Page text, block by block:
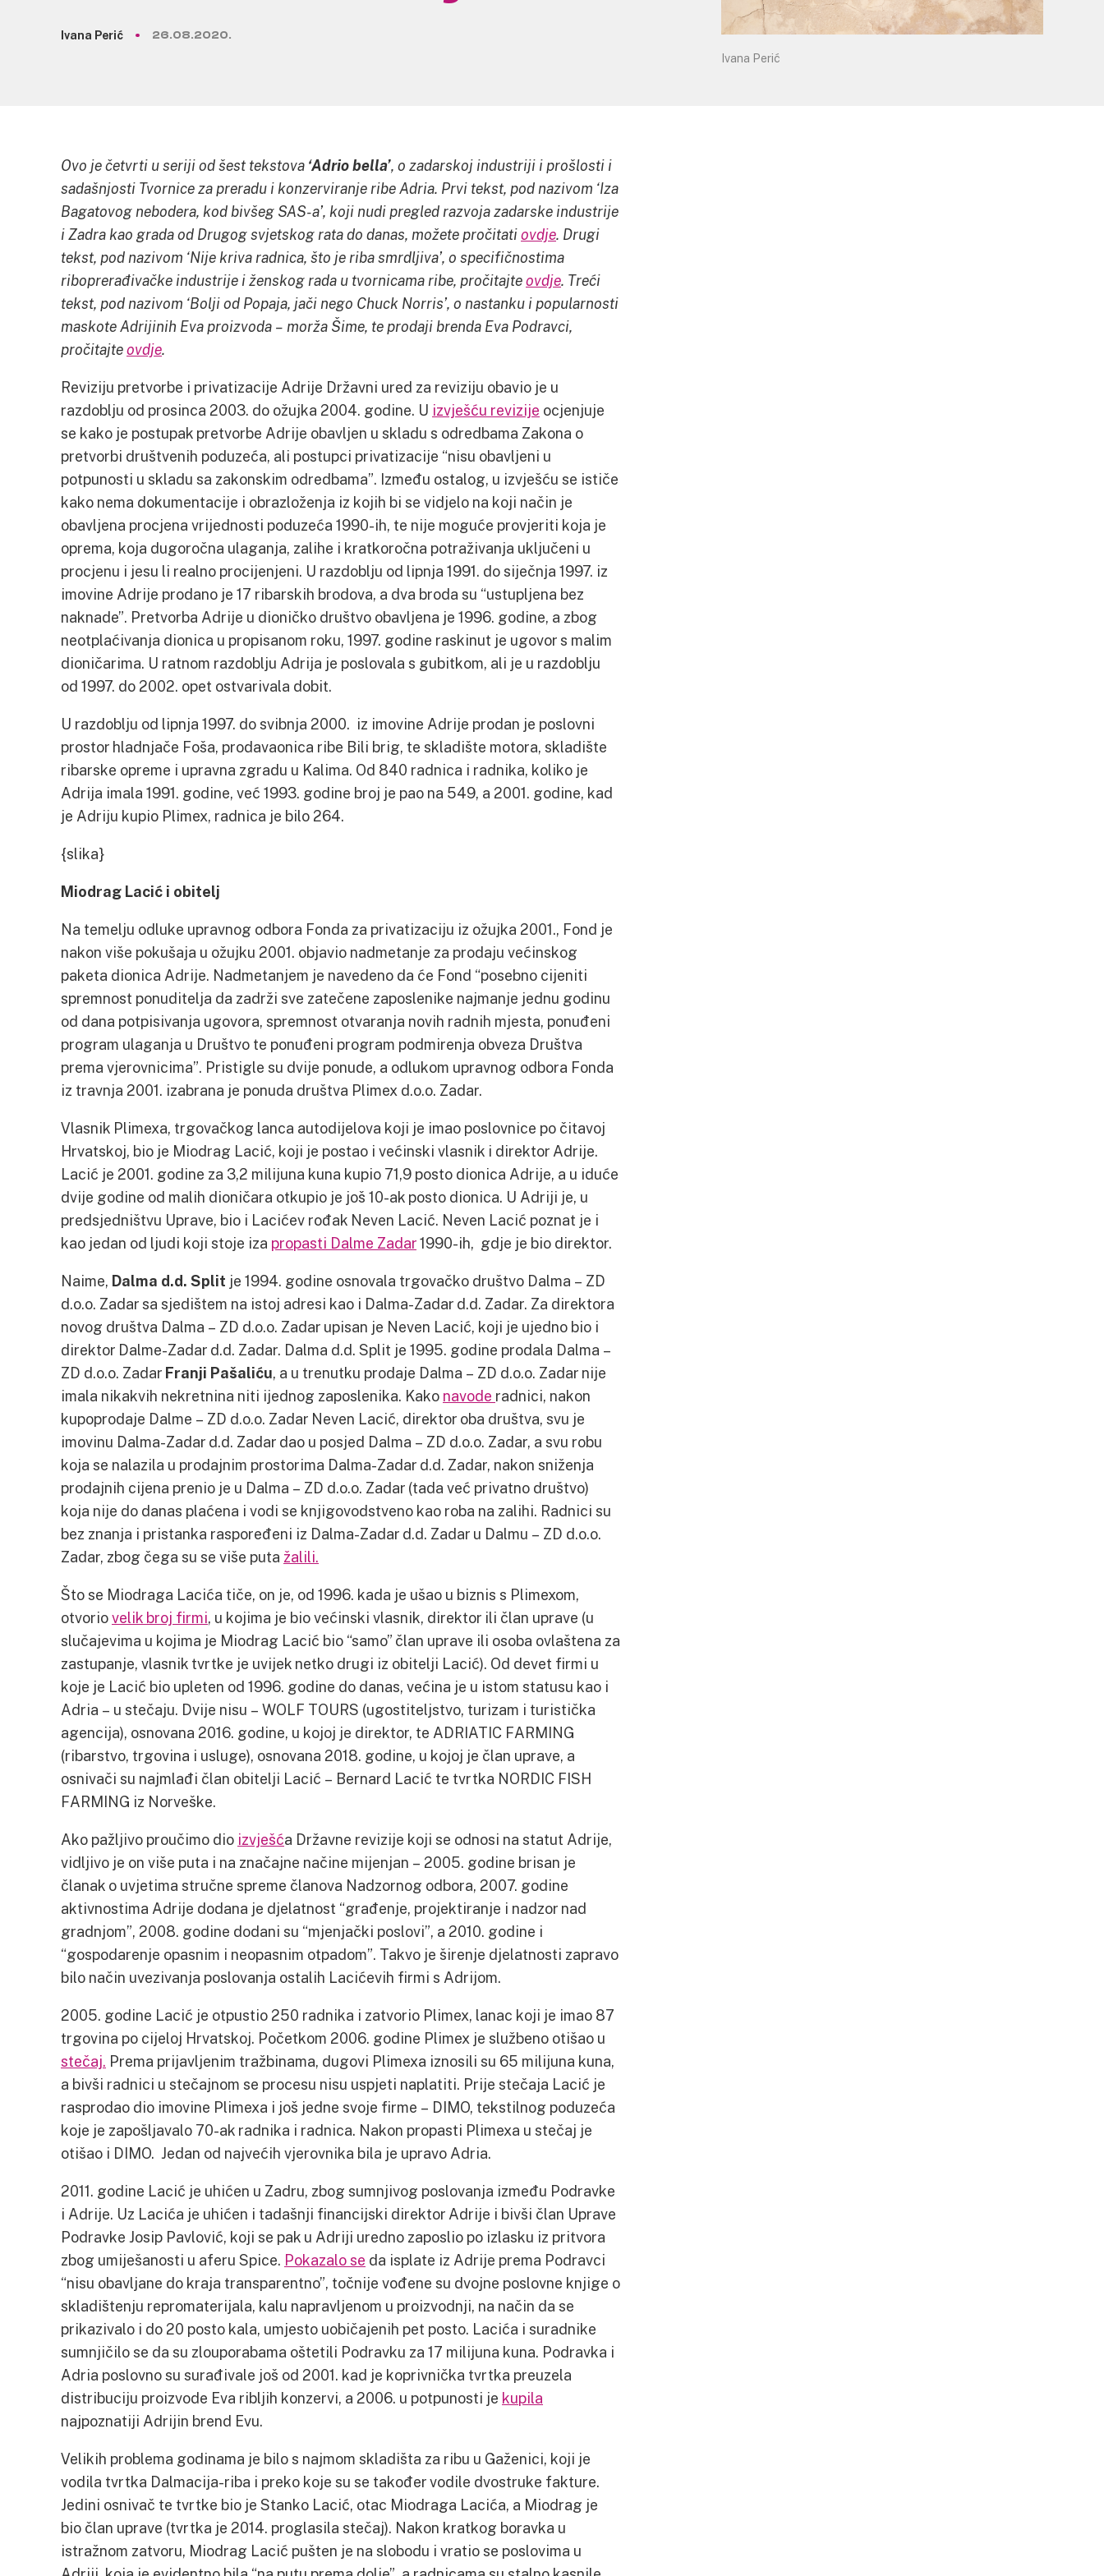
Ivana Perić 26.08.2020.
Ivana Perić
Ovo je četvrti u seriji od šest tekstova ‘Adrio bella’, o zadarskoj industriji i prošlosti i
sadašnjosti Tvornice za preradu i konzerviranje ribe Adria. Prvi tekst, pod nazivom ‘Iza
Bagatovog nebodera, kod bivšeg SAS-a’, koji nudi pregled razvoja zadarske industrije
i Zadra kao grada od Drugog svjetskog rata do danas, možete pročitatiovdje. Drugi
tekst, pod nazivom ‘Nije kriva radnica, što je riba smrdljiva’, o specifičnostima
riboprerađivačke industrije i ženskog rada u tvornicama ribe, pročitajteovdje. Treći
tekst, pod nazivom ‘Bolji od Popaja, jači nego Chuck Norris’, o nastanku i popularnosti
maskote Adrijinih Eva proizvoda – morža Šime, te prodaji brenda Eva Podravci,
pročitajteovdje.
Reviziju pretvorbe i privatizacije Adrije Državni ured za reviziju obavio je u
razdoblju od prosinca 2003. do ožujka 2004. godine. U izvješću revizije ocjenjuje
se kako je postupak pretvorbe Adrije obavljen u skladu s odredbama Zakona o
pretvorbi društvenih poduzeća, ali postupci privatizacije “nisu obavljeni u
potpunosti u skladu sa zakonskim odredbama”. Između ostalog, u izvješću se ističe
kako nema dokumentacije i obrazloženja iz kojih bi se vidjelo na koji način je
obavljena procjena vrijednosti poduzeća 1990-ih, te nije moguće provjeriti koja je
oprema, koja dugoročna ulaganja, zalihe i kratkoročna potraživanja uključeni u
procjenu i jesu li realno procijenjeni. U razdoblju od lipnja 1991. do siječnja 1997. iz
imovine Adrije prodano je 17 ribarskih brodova, a dva broda su “ustupljena bez
naknade”. Pretvorba Adrije u dioničko društvo obavljena je 1996. godine, a zbog
neotplaćivanja dionica u propisanom roku, 1997. godine raskinut je ugovor s malim
dioničarima. U ratnom razdoblju Adrija je poslovala s gubitkom, ali je u razdoblju
od 1997. do 2002. opet ostvarivala dobit.
U razdoblju od lipnja 1997. do svibnja 2000. iz imovine Adrije prodan je poslovni
prostor hladnjače Foša, prodavaonica ribe Bili brig, te skladište motora, skladište
ribarske opreme i upravna zgradu u Kalima. Od 840 radnica i radnika, koliko je
Adrija imala 1991. godine, već 1993. godine broj je pao na 549, a 2001. godine, kad
je Adriju kupio Plimex, radnica je bilo 264.
{slika}
Miodrag Lacić i obitelj
Na temelju odluke upravnog odbora Fonda za privatizaciju iz ožujka 2001., Fond je
nakon više pokušaja u ožujku 2001. objavio nadmetanje za prodaju većinskog
paketa dionica Adrije. Nadmetanjem je navedeno da će Fond “posebno cijeniti
spremnost ponuditelja da zadrži sve zatečene zaposlenike najmanje jednu godinu
od dana potpisivanja ugovora, spremnost otvaranja novih radnih mjesta, ponuđeni
program ulaganja u Društvo te ponuđeni program podmirenja obveza Društva
prema vjerovnicima”. Pristigle su dvije ponude, a odlukom upravnog odbora Fonda
iz travnja 2001. izabrana je ponuda društva Plimex d.o.o. Zadar.
Vlasnik Plimexa, trgovačkog lanca autodijelova koji je imao poslovnice po čitavoj
Hrvatskoj, bio je Miodrag Lacić, koji je postao i većinski vlasnik i direktor Adrije.
Lacić je 2001. godine za 3,2 milijuna kuna kupio 71,9 posto dionica Adrije, a u iduće
dvije godine od malih dioničara otkupio je još 10-ak posto dionica. U Adriji je, u
predsjedništvu Uprave, bio i Lacićev rođak Neven Lacić. Neven Lacić poznat je i
kao jedan od ljudi koji stoje iza propasti Dalme Zadar1990-ih, gdje je bio direktor.
Naime, Dalma d.d. Split je 1994. godine osnovala trgovačko društvo Dalma – ZD
d.o.o. Zadar sa sjedištem na istoj adresi kao i Dalma-Zadar d.d. Zadar. Za direktora
novog društva Dalma – ZD d.o.o. Zadar upisan je Neven Lacić, koji je ujedno bio i
direktor Dalme-Zadar d.d. Zadar. Dalma d.d. Split je 1995. godine prodala Dalma –
ZD d.o.o. Zadar Franji Pašaliću, a u trenutku prodaje Dalma – ZD d.o.o. Zadar nije
imala nikakvih nekretnina niti ijednog zaposlenika. Kako navode radnici, nakon
kupoprodaje Dalme – ZD d.o.o. Zadar Neven Lacić, direktor oba društva, svu je
imovinu Dalma-Zadar d.d. Zadar dao u posjed Dalma – ZD d.o.o. Zadar, a svu robu
koja se nalazila u prodajnim prostorima Dalma-Zadar d.d. Zadar, nakon sniženja
prodajnih cijena prenio je u Dalma – ZD d.o.o. Zadar (tada već privatno društvo)
koja nije do danas plaćena i vodi se knjigovodstveno kao roba na zalihi. Radnici su
bez znanja i pristanka raspoređeni iz Dalma-Zadar d.d. Zadar u Dalmu – ZD d.o.o.
Zadar, zbog čega su se više puta žalili.
Što se Miodraga Lacića tiče, on je, od 1996. kada je ušao u biznis s Plimexom,
otvoriovelik broj firmi, u kojima je bio većinski vlasnik, direktor ili član uprave (u
slučajevima u kojima je Miodrag Lacić bio “samo” član uprave ili osoba ovlaštena za
zastupanje, vlasnik tvrtke je uvijek netko drugi iz obitelji Lacić). Od devet firmi u
koje je Lacić bio upleten od 1996. godine do danas, većina je u istom statusu kao i
Adria – u stečaju. Dvije nisu – WOLF TOURS (ugostiteljstvo, turizam i turistička
agencija), osnovana 2016. godine, u kojoj je direktor, te ADRIATIC FARMING
(ribarstvo, trgovina i usluge), osnovana 2018. godine, u kojoj je član uprave, a
osnivači su najmlađi član obitelji Lacić – Bernard Lacić te tvrtka NORDIC FISH
FARMING iz Norveške.
Ako pažljivo proučimo dio izvješća Državne revizije koji se odnosi na statut Adrije,
vidljivo je on više puta i na značajne načine mijenjan – 2005. godine brisan je
članak o uvjetima stručne spreme članova Nadzornog odbora, 2007. godine
aktivnostima Adrije dodana je djelatnost “građenje, projektiranje i nadzor nad
gradnjom”, 2008. godine dodani su “mjenjački poslovi”, a 2010. godine i
“gospodarenje opasnim i neopasnim otpadom”. Takvo je širenje djelatnosti zapravo
bilo način uvezivanja poslovanja ostalih Lacićevih firmi s Adrijom.
2005. godine Lacić je otpustio 250 radnika i zatvorio Plimex, lanac koji je imao 87
trgovina po cijeloj Hrvatskoj. Početkom 2006. godine Plimex je službeno otišao u
stečaj. Prema prijavljenim tražbinama, dugovi Plimexa iznosili su 65 milijuna kuna,
a bivši radnici u stečajnom se procesu nisu uspjeti naplatiti. Prije stečaja Lacić je
rasprodao dio imovine Plimexa i još jedne svoje firme – DIMO, tekstilnog poduzeća
koje je zapošljavalo 70-ak radnika i radnica. Nakon propasti Plimexa u stečaj je
otišao i DIMO. Jedan od najvećih vjerovnika bila je upravo Adria.
2011. godine Lacić je uhićen u Zadru, zbog sumnjivog poslovanja između Podravke
i Adrije. Uz Lacića je uhićen i tadašnji financijski direktor Adrije i bivši član Uprave
Podravke Josip Pavlović, koji se pak u Adriji uredno zaposlio po izlasku iz pritvora
zbog umiješanosti u aferu Spice. Pokazalo se da isplate iz Adrije prema Podravci
“nisu obavljane do kraja transparentno”, točnije vođene su dvojne poslovne knjige o
skladištenju repromaterijala, kalu napravljenom u proizvodnji, na način da se
prikazivalo i do 20 posto kala, umjesto uobičajenih pet posto. Lacića i suradnike
sumnjičilo se da su zlouporabama oštetili Podravku za 17 milijuna kuna. Podravka i
Adria poslovno su surađivale još od 2001. kad je koprivnička tvrtka preuzela
distribuciju proizvode Eva ribljih konzervi, a 2006. u potpunosti je kupila
najpoznatiji Adrijin brend Evu.
Velikih problema godinama je bilo s najmom skladišta za ribu u Gaženici, koji je
vodila tvrtka Dalmacija-riba i preko koje su se također vodile dvostruke fakture.
Jedini osnivač te tvrtke bio je Stanko Lacić, otac Miodraga Lacića, a Miodrag je
bio član uprave (tvrtka je 2014. proglasila stečaj). Nakon kratkog boravka u
istražnom zatvoru, Miodrag Lacić pušten je na slobodu i vratio se poslovima u